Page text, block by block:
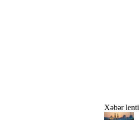
Xəbər lenti